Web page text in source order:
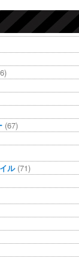
(67)
ル(71)